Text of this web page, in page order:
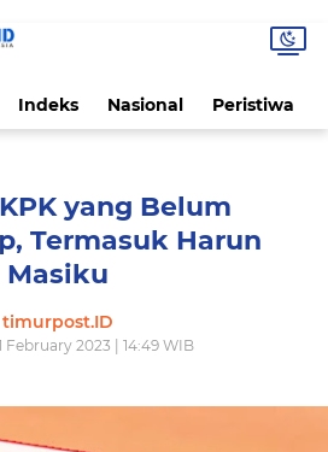
Indeks Nasional Peristiwa
yang Belum
Termasuk Harun
Masiku
timurpost.ID
February 2023 | 14:49 WIB